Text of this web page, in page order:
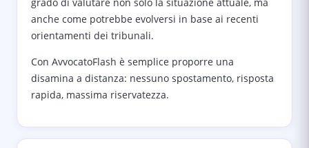
anche come potrebbe evolversi in base ai recenti
orientamenti dei tribunali.
Con AvvocatoFlash è semplice proporre una
disamina a distanza: nessuno spostamento, risposta
rapida, massima riservatezza.